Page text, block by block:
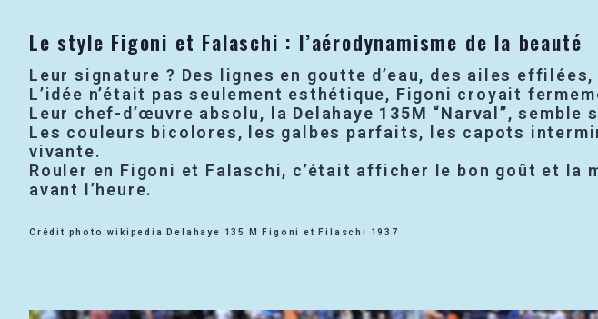
Le style Figoni et Falaschi : l’aérodynamisme de la beauté
Leur signature ? Des lignes en goutte d’eau, des ailes
L’idée n’était pas seulement esthétique, Figoni croyait
Leur chef-d’œuvre absolu, la Delahaye 135M “Narval”, semble
Les couleurs bicolores, les galbes parfaits, les capots
vivante.
Rouler en Figoni et Falaschi, c’était afficher le bon goût et la
avant l’heure.
Crédit photo:wikipedia Delahaye 135 M Figoni et Filaschi 1937